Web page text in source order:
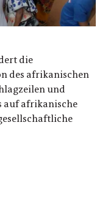
die
des afrikanischen
und
auf afrikanische